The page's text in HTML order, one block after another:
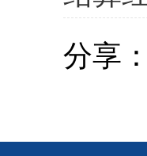
分享：